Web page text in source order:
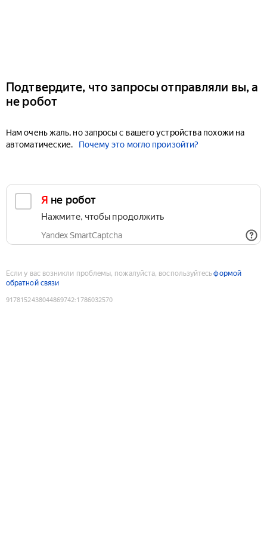
Подтвердите, что запросы отправляли вы, а
не робот
Нам очень жаль, но запросы с вашего устройства похожи на
автоматические.
Почему это могло произойти?
Я не робот
Нажмите, чтобы продолжить
Yandex SmartCaptcha
Если у вас возникли проблемы, пожалуйста, воспользуйтесьформой
обратной связи
9178152438044869742:1786032570